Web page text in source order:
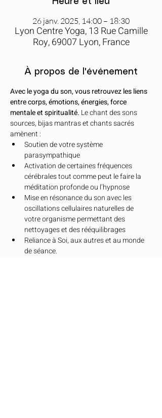
26 janv. 2025, 14:00 – 18:30
Lyon Centre Yoga, 13 Rue Camille
Roy, 69007 Lyon, France
À propos de l'événement
Avec le yoga du son, vous retrouvez les liens
entre corps, émotions, énergies, force
mentale et spiritualité. Le chant des sons
sources, bijas mantras et chants sacrés
amènent :
Soutien de votre système
parasympathique
Activation de certaines fréquences
cérébrales tout comme peut le faire la
méditation profonde ou l’hypnose
Mise en résonance du son avec les
oscillations cellulaires naturelles de
votre organisme permettant des
nettoyages et des rééquilibrages
Reliance à Soi, aux autres et au monde
de séance.